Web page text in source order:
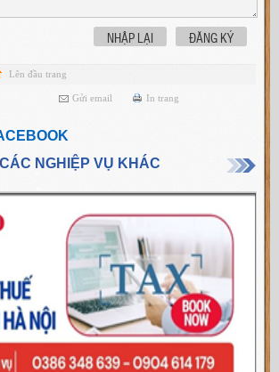
ĐĂNG KÝ
NHẬP LẠI
Lên đầu trang
Gửi email In trang
CÁC NGHIỆP VỤ KHÁC